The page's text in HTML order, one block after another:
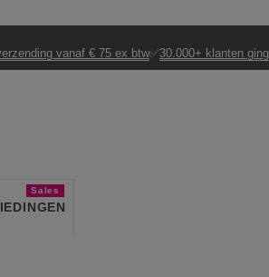
vanaf € 75 ex btw✅30.000+ klanten
Sales